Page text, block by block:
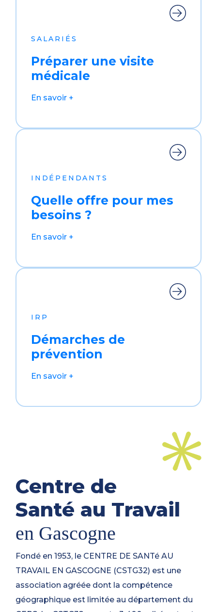
SALARIÉS
Préparer une visite
médicale
En savoir +
INDÉPENDANTS
Quelle offre pour mes
besoins ?
En savoir +
IRP
Démarches de
prévention
En savoir +
Centre de
Santé au Travail
en Gascogne
Fondé en 1953, le CENTRE DE SANTé AU
TRAVAIL EN GASCOGNE (CSTG32) est une
association agréée dont la compétence
géographique est limitée au département du